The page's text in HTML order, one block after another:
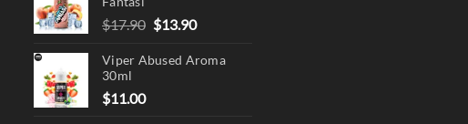
$17.90 Original
was:
$13.90Current
is:
Viper Abused Aroma
30ml
$11.00